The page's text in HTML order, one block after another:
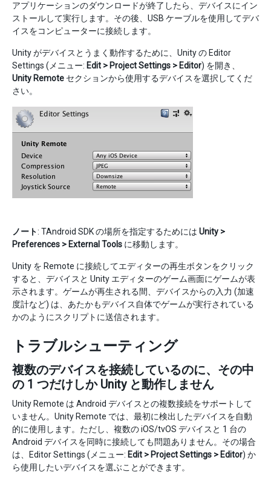
アプリケーションのダウンロードが終了したら、デバイスにイン
ストールして実行します。その後、USB ケーブルを使用してデバ
イスをコンピューターに接続します。
Unity がデバイスとうまく動作するために、Unity の Editor
Settings (メニュー: Edit > Project Settings > Editor) を開き、
Unity Remote セクションから使用するデバイスを選択してくだ
さい。
ノート: TAndroid SDK の場所を指定するためには Unity >
Preferences > External Tools に移動します。
Unity を Remote に接続してエディターの再生ボタンをクリック
すると、デバイスと Unity エディターのゲーム画面にゲームが表
示されます。ゲームが再生される間、デバイスからの入力 (加速
度計など) は、あたかもデバイス自体でゲームが実行されている
かのようにスクリプトに送信されます。
トラブルシューティング
複数のデバイスを接続しているのに、その中
の 1 つだけしか Unity と動作しません
Unity Remote は Android デバイスとの複数接続をサポートして
いません。Unity Remote では、最初に検出したデバイスを自動
的に使用します。ただし、複数の iOS/tvOS デバイスと 1 台の
Android デバイスを同時に接続しても問題ありません。その場合
は、Editor Settings (メニュー: Edit > Project Settings > Editor) か
ら使用したいデバイスを選ぶことができます。